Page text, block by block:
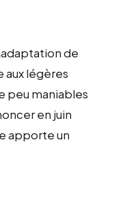
de
aux légères
peu maniables
en juin
apporte un